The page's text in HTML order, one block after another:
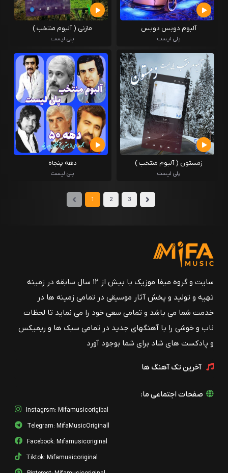
آلبوم دوبس دوبس
پلی لیست
مازنی ( آلبوم منتخب )
پلی لیست
زمستون ( آلبوم منتخب )
پلی لیست
دهه پنجاه
پلی لیست
1 2 3
سایت و گروه میفا موزیک با بیش از ۱۲ سال سابقه در زمینه
تهیه و تولید و پخش آثار موسیقی در تمامی زمینه ها در
خدمت شما می باشد و تمامی سعی خود را می نماید تا لحظات
ناب و خوشی را با آهنگهای جدید در تمامی سبک ها و ریمیکس
و پادکست های شاد برای شما بوجود آورد
آخرین تک آهنگ ها
صفحات اجتماعی ما:
Instagrsm: Mifamusicorigibal
Telegram: MifaMusicOriginall
Facebook: Mifamusicoriginal
Tiktok: Mifamusicoriginal